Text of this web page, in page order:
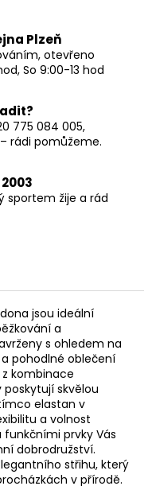
Plzeň
otevřeno
So 9:00-13 hod
775 084 005,
rádi pomůžeme.
sportem žije a rád
jsou ideální
a
s ohledem na
pohodlné oblečení
kombinace
skvělou
elastan v
a volnost
prvky Vás
dobrodružství.
střihu, který
v přírodě.